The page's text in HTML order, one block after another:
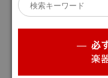
必
楽